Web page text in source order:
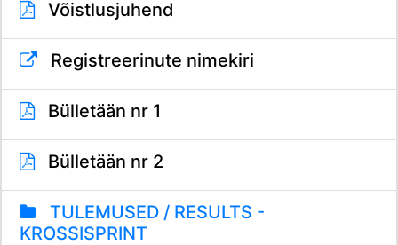
Võistlusjuhend
Registreerinute nimekiri
Bülletään nr 1
Bülletään nr 2
TULEMUSED / RESULTS -
KROSSISPRINT